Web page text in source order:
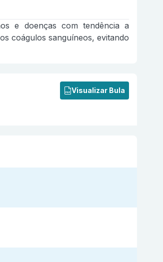
e doenças com tendência a
coágulos sanguíneos, evitando
Visualizar Bula